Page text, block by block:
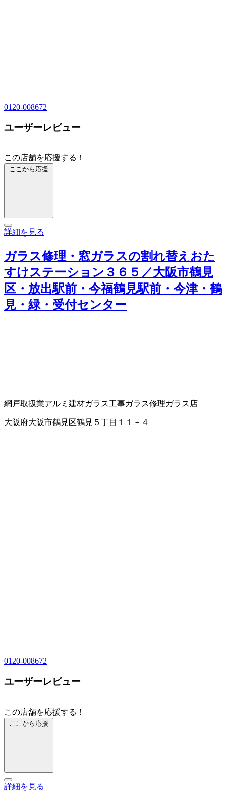
0120-008672
ユーザーレビュー
この店舗を応援する！
ここから応援
詳細を見る
ガラス修理・窓ガラスの割れ替えおた
すけステーション３６５／大阪市鶴見
区・放出駅前・今福鶴見駅前・今津・鶴
見・緑・受付センター
網戸取扱業アルミ建材ガラス工事ガラス修理ガラス店
大阪府大阪市鶴見区鶴見５丁目１１－４
0120-008672
ユーザーレビュー
この店舗を応援する！
ここから応援
詳細を見る